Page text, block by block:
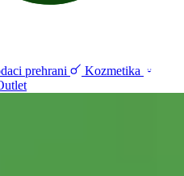
prehrani
Kozmetika